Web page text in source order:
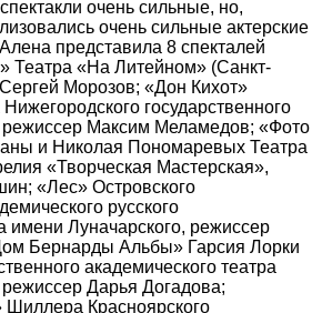
очень сильные, но,
очень сильные актерские
представила 8 спекталей
Театра «На Литейном» (Санкт-
Морозов; «Дон Кихот»
государственного
режиссер Максим Меламедов; «Фото
и Николая Пономаревых Театра
«Творческая Мастерская»,
«Лес» Островского
русского
имени Луначарского, режиссер
Бернарды Альбы» Гарсия Лорки
академического театра
Дарья Догадова;
Красноярского